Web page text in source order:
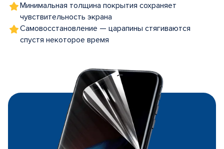
Минимальная толщина покрытия сохраняет
чувствительность экрана
Самовосстановление — царапины стягиваются
спустя некоторое время